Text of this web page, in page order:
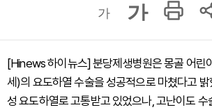
가 가
[Hinews 하이뉴스] 분당제생병원은 몽골 어린
세)의 요도하열 수술을 성공적으로 마쳤다고
성 요도하열로 고통받고 있었으나, 고난이도 수